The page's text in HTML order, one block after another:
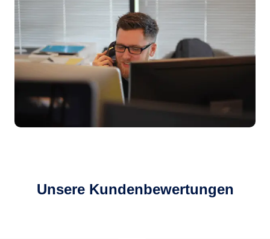
Unsere Kundenbewertungen